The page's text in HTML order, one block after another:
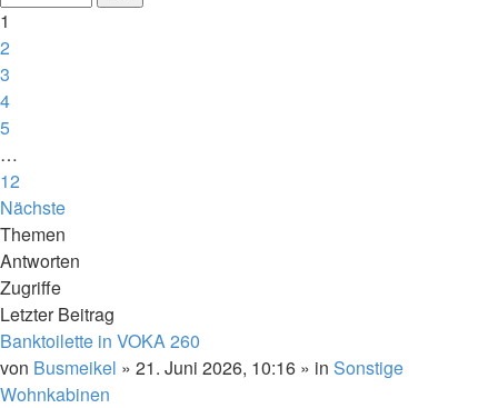
1
2
3
4
5
…
12
Nächste
Themen
Antworten
Zugriffe
Letzter Beitrag
Banktoilette in VOKA 260
von Busmeikel » 21. Juni 2026, 10:16 » in Sonstige
Wohnkabinen